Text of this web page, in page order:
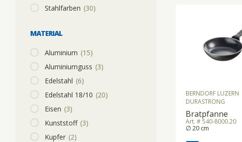
PASTAMASCHINEN
RACLETTEGERÄTE
STAPELGERÄTE
TABLETT-/TELLERTRANSPORTWAGEN
Stahlfarben (30)
MATERIAL
Aluminium (15)
Aluminiumguss (3)
Edelstahl (6)
Edelstahl 18/10 (20)
Eisen (3)
Kunststoff (3)
Kupfer (2)
BERNDORF LUZERN
DURASTRONG
Bratpfanne
Art. # 540-8000.20
∅ 20 cm